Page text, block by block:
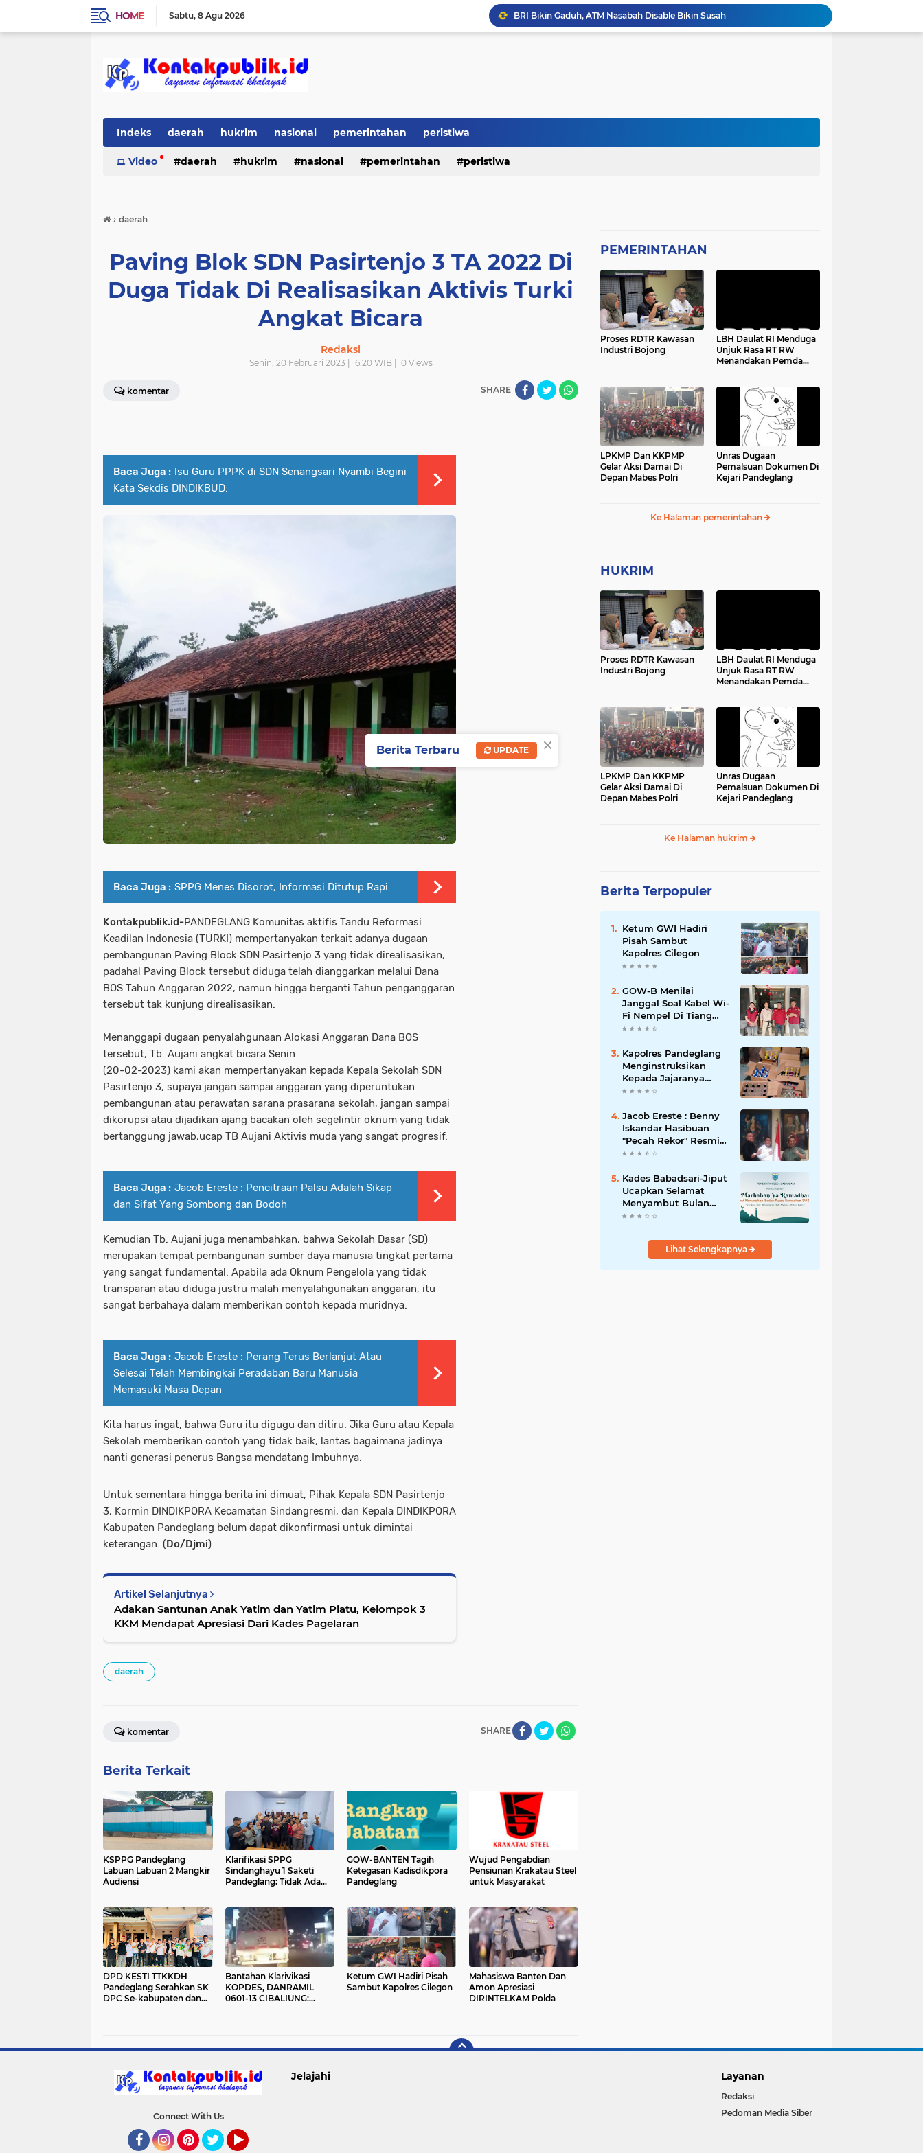
HOME Sabtu 8 Agu 2026
BRI Bikin Gaduh, ATM Nasabah Disable Bikin Susah
Heboh Soal Polemik Jabatan Plt Dirut RSUD Berkah 2026 Dipertanyakan
Ketua DPD GWI Minta Hotman Paris Diproses Hukum, Diduga Telah Menghina Wartwan
Indeks daerah hukrim nasional pemerintahan peristiwa
Video daerah hukrim nasional pemerintahan peristiwa
› daerah
Paving Blok SDN Pasirtenjo 3 TA 2022 Di
Duga Tidak Di Realisasikan Aktivis Turki
Angkat Bicara
Redaksi
Senin, 20 Februari 2023 | 16.20 WIB | 0Views
komentar SHARE
Baca Juga : Isu Guru PPPK di SDN Senangsari Nyambi Begini
Kata Sekdis DINDIKBUD:
Baca Juga : SPPG Menes Disorot, Informasi Ditutup Rapi
Kontakpublik.id-PANDEGLANG Komunitas aktifis Tandu Reformasi
Keadilan Indonesia (TURKI) mempertanyakan terkait adanya dugaan
pembangunan Paving Block SDN Pasirtenjo 3 yang tidak direalisasikan,
padahal Paving Block tersebut diduga telah dianggarkan melalui Dana
BOS Tahun Anggaran 2022, namun hingga berganti Tahun penganggaran
tersebut tak kunjung direalisasikan.
Menanggapi dugaan penyalahgunaan Alokasi Anggaran Dana BOS
tersebut, Tb. Aujani angkat bicara Senin
(20-02-2023) kami akan mempertanyakan kepada Kepala Sekolah SDN
Pasirtenjo 3, supaya jangan sampai anggaran yang diperuntukan
pembangunan atau perawatan sarana prasarana sekolah, jangan sampai
dikorupsi atau dijadikan ajang bacakan oleh segelintir oknum yang tidak
bertanggung jawab,ucap TB Aujani Aktivis muda yang sangat progresif.
Baca Juga : Jacob Ereste : Pencitraan Palsu Adalah Sikap
dan Sifat Yang Sombong dan Bodoh
Kemudian Tb. Aujani juga menambahkan, bahwa Sekolah Dasar (SD)
merupakan tempat pembangunan sumber daya manusia tingkat pertama
yang sangat fundamental. Apabila ada Oknum Pengelola yang tidak
transparan atau diduga justru malah menyalahgunakan anggaran, itu
sangat berbahaya dalam memberikan contoh kepada muridnya.
Baca Juga : Jacob Ereste : Perang Terus Berlanjut Atau
Selesai Telah Membingkai Peradaban Baru Manusia
Memasuki Masa Depan
Kita harus ingat, bahwa Guru itu digugu dan ditiru. Jika Guru atau Kepala
Sekolah memberikan contoh yang tidak baik, lantas bagaimana jadinya
nanti generasi penerus Bangsa mendatang Imbuhnya.
Untuk sementara hingga berita ini dimuat, Pihak Kepala SDN Pasirtenjo
3, Kormin DINDIKPORA Kecamatan Sindangresmi, dan Kepala DINDIKPORA
Kabupaten Pandeglang belum dapat dikonfirmasi untuk dimintai
keterangan. (Do/Djmi)
Artikel Selanjutnya
Adakan Santunan Anak Yatim dan Yatim Piatu, Kelompok 3
KKM Mendapat Apresiasi Dari Kades Pagelaran
daerah
SHARE
komentar
Berita Terkait
KSPPG Pandeglang
Labuan Labuan 2 Mangkir
Audiensi
Klarifikasi SPPG
Sindanghayu 1 Saketi
Pandeglang: Tidak Ada
GOW-BANTEN Tagih
Ketegasan Kadisdikpora
Pandeglang
Wujud Pengabdian
Pensiunan Krakatau Steel
untuk Masyarakat
DPD KESTI TTKKDH
Pandeglang Serahkan SK
DPC Se-kabupaten dan
Bantahan Klarivikasi
KOPDES, DANRAMIL
0601-13 CIBALIUNG:
Ketum GWI Hadiri Pisah
Sambut Kapolres Cilegon
Mahasiswa Banten Dan
Amon Apresiasi
DIRINTELKAM Polda
PEMERINTAHAN
Proses RDTR Kawasan
Industri Bojong
LBH Daulat RI Menduga
Unjuk Rasa RT RW
Menandakan Pemda
Kemana Kepala DPMPD
LPKMP Dan KKPMP
Gelar Aksi Damai Di
Depan Mabes Polri
Unras Dugaan
Pemalsuan Dokumen Di
Kejari Pandeglang
Ke Halaman pemerintahan
HUKRIM
Proses RDTR Kawasan
Industri Bojong
LBH Daulat RI Menduga
Unjuk Rasa RT RW
Menandakan Pemda
Kemana Kepala DPMPD
LPKMP Dan KKPMP
Gelar Aksi Damai Di
Depan Mabes Polri
Unras Dugaan
Pemalsuan Dokumen Di
Kejari Pandeglang
Ke Halaman hukrim
Berita Terpopuler
Ketum GWI Hadiri
Pisah Sambut
Kapolres Cilegon
GOW-B Menilai
Janggal Soal Kabel Wi-
Fi Nempel Di Tiang
Listrik
Kapolres Pandeglang
Menginstruksikan
Kepada Jajaranya
Memberantas
Jacob Ereste : Benny
Iskandar Hasibuan
"Pecah Rekor" Resmi
menyandang Bintang
Ngejokrok Berpangjat
Kombes
Kades Babadsari-Jiput
Ucapkan Selamat
Menyambut Bulan
Suci Ramadhan 1446
Lihat Selengkapnya
Connect With Us
Jelajahi Layanan
Redaksi
Pedoman Media Siber
×
Berita Terbaru UPDATE